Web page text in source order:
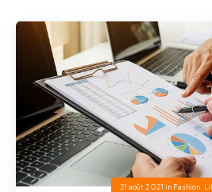
21 août 2021 in Fashion,